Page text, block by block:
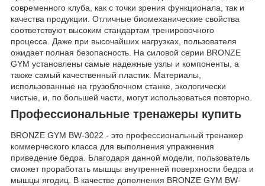
современного клуба, как с точки зрения функционала, так и
качества продукции. Отличные биомеханические свойства
соответствуют высоким стандартам тренировочного
процесса. Даже при высочайших нагрузках, пользователя
ожидает полная безопасность. На силовой серии BRONZE
GYM установлены самые надежные узлы и компоненты, а
также самый качественный пластик. Материалы,
использованные на грузоблочном станке, экологически
чистые, и, по большей части, могут использоваться повторно.
Профессиональные тренажеры купить
BRONZE GYM BW-3022 - это профессиональный тренажер
коммерческого класса для выполнения упражнения
приведение бедра. Благодаря данной модели, пользователь
сможет проработать мышцы внутренней поверхности бедра и
мышцы ягодиц. В качестве дополнения BRONZE GYM BW-